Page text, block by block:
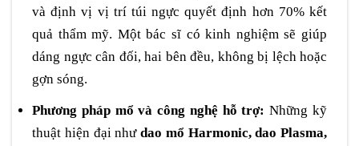
và định vị vị trí túi ngực quyết định hơn 70% kết
quả thẩm mỹ. Một bác sĩ có kinh nghiệm sẽ giúp
dáng ngực cân đối, hai bên đều, không bị lệch hoặc
gợn sóng.
Phương pháp mổ và công nghệ hỗ trợ: Những kỹ
thuật hiện đại như dao mổ Harmonic, dao Plasma,